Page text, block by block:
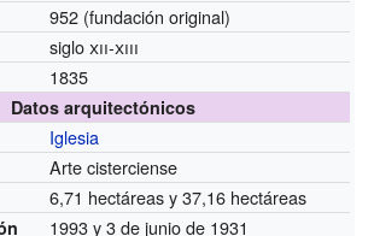
952 (fundación original)
sigloxii-xiii
1835
Datos arquitectónicos
Iglesia
Arte cisterciense
6,71 hectáreas y 37,16 hectáreas
1993 y 3 de junio de 1931